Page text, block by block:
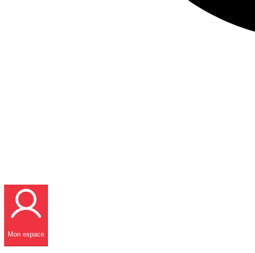
Mon espace